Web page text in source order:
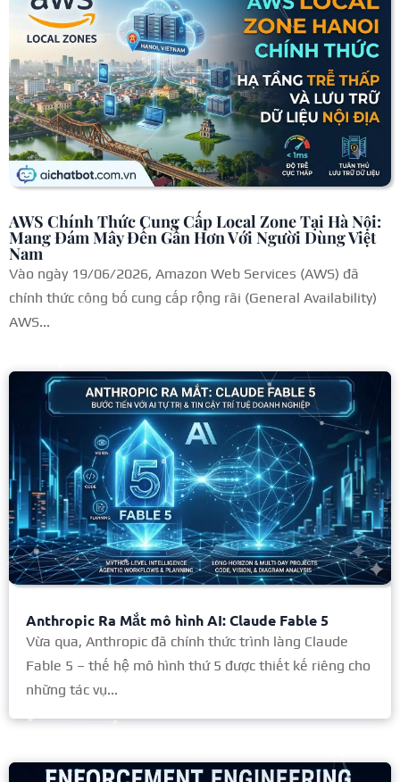
AWS Chính Thức Cung Cấp Local Zone Tại Hà Nội:
Mang Đám Mây Đến Gần Hơn Với Người Dùng Việt
Nam
Vào ngày 19/06/2026, Amazon Web Services (AWS) đã
chính thức công bố cung cấp rộng rãi (General Availability)
AWS...
Anthropic Ra Mắt mô hình AI: Claude Fable 5
Vừa qua, Anthropic đã chính thức trình làng Claude
Fable 5 – thế hệ mô hình thứ 5 được thiết kế riêng cho
những tác vụ...